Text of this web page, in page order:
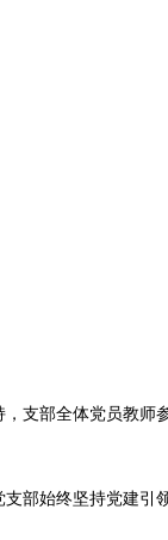
支部全体党员教师参
部始终坚持党建引